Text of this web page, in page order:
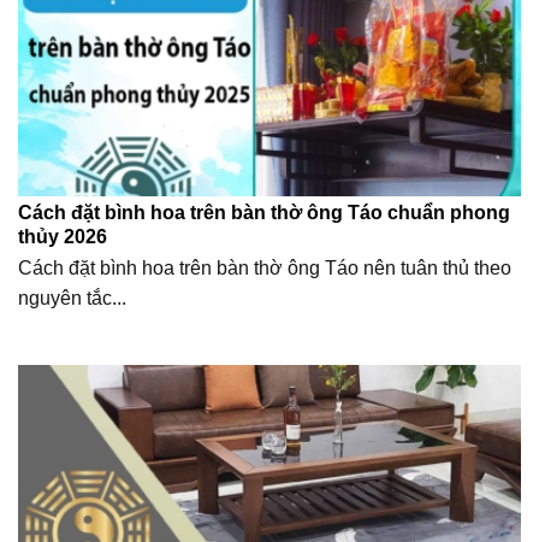
Cách đặt bình hoa trên bàn thờ ông Táo chuẩn phong
thủy 2026
Cách đặt bình hoa trên bàn thờ ông Táo nên tuân thủ theo
nguyên tắc...